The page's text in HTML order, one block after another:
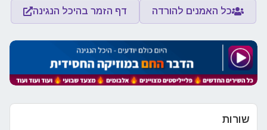
כל האמנים להורדה דף הזמר בהיכל הנגינה
שורות